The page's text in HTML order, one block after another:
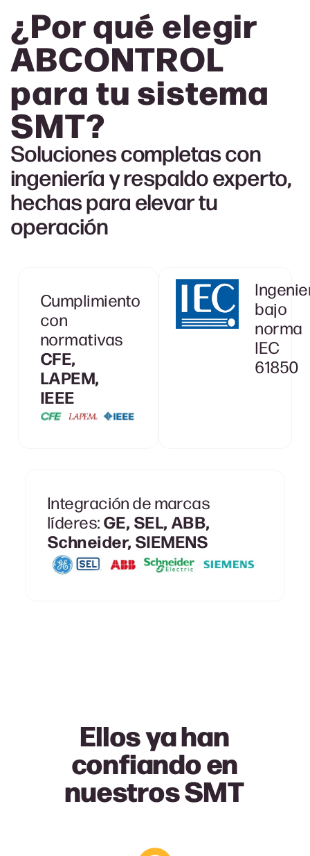
¿Por qué elegir
ABCONTROL
para tu sistema
SMT?
Soluciones completas con
ingeniería y respaldo experto,
hechas para elevar tu
operación
Cumplimiento
con
normativas
CFE,
LAPEM,
IEEE
bajo
norma
IEC
61850
Integración de marcas
líderes: GE, SEL, ABB,
Schneider, SIEMENS
Ellos ya han
confiando en
nuestros SMT